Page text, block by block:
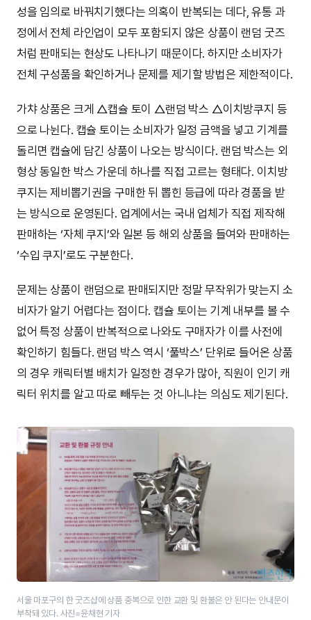
성을 임의로 바꿔치기했다는 의혹이 반복되는 데다, 유통 과
정에서 전체 라인업이 모두 포함되지 않은 상품이 랜덤 굿즈
처럼 판매되는 현상도 나타나기 때문이다. 하지만 소비자가
전체 구성품을 확인하거나 문제를 제기할 방법은 제한적이다.
가챠 상품은 크게 △캡슐 토이 △랜덤 박스 △이치방쿠지 등
으로 나뉜다. 캡슐 토이는 소비자가 일정 금액을 넣고 기계를
돌리면 캡슐에 담긴 상품이 나오는 방식이다. 랜덤 박스는 외
형상 동일한 박스 가운데 하나를 직접 고르는 형태다. 이치방
쿠지는 제비뽑기권을 구매한 뒤 뽑힌 등급에 따라 경품을 받
는 방식으로 운영된다. 업계에서는 국내 업체가 직접 제작해
판매하는 ‘자체 쿠지’와 일본 등 해외 상품을 들여와 판매하는
‘수입 쿠지’로도 구분한다.
문제는 상품이 랜덤으로 판매되지만 정말 무작위가 맞는지 소
비자가 알기 어렵다는 점이다. 캡슐 토이는 기계 내부를 볼 수
없어 특정 상품이 반복적으로 나와도 구매자가 이를 사전에
확인하기 힘들다. 랜덤 박스 역시 ‘풀박스’ 단위로 들어온 상품
의 경우 캐릭터별 배치가 일정한 경우가 많아, 직원이 인기 캐
릭터 위치를 알고 따로 빼두는 것 아니냐는 의심도 제기된다.
서울 마포구의 한 굿즈샵에 상품 중복으로 인한 교환 및 환불은 안 된다는 안내문이
부착돼 있다. 사진=윤채현 기자